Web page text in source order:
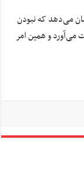
می‌دهد که نبودن
و همین امر